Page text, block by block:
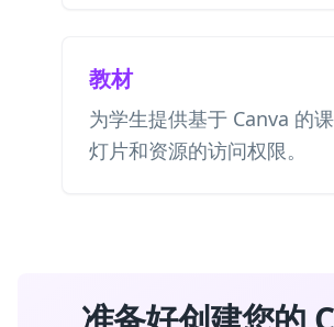
教材
为学生提供基于 Canva 的
灯片和资源的访问权限。